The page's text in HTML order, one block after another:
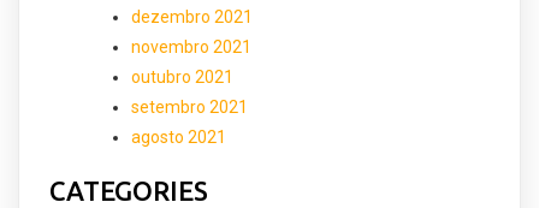
dezembro 2021
novembro 2021
outubro 2021
setembro 2021
agosto 2021
CATEGORIES